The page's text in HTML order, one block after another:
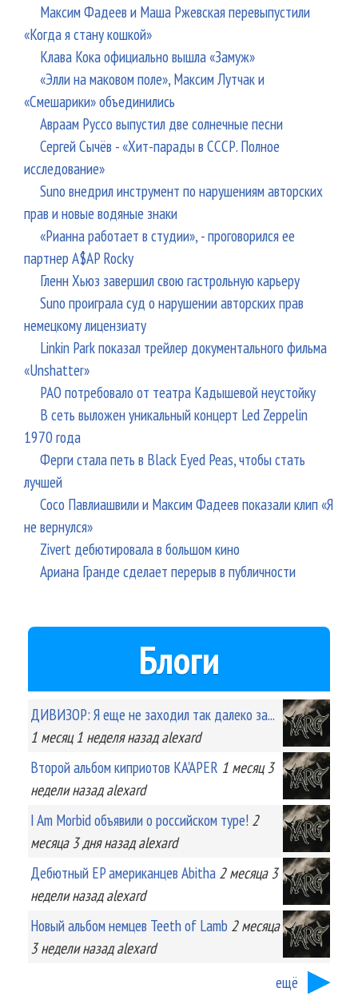
Максим Фадеев и Маша Ржевская перевыпустили
«Когда я стану кошкой»
Клава Кока официально вышла «Замуж»
«Элли на маковом поле», Максим Лутчак и
«Смешарики» объединились
Авраам Руссо выпустил две солнечные песни
Сергей Сычёв - «Хит-парады в СССР. Полное
исследование»
Suno внедрил инструмент по нарушениям авторских
прав и новые водяные знаки
«Рианна работает в студии», - проговорился ее
партнер A$AP Rocky
Гленн Хьюз завершил свою гастрольную карьеру
Suno проиграла суд о нарушении авторских прав
немецкому лицензиату
Linkin Park показал трейлер документального фильма
«Unshatter»
РАО потребовало от театра Кадышевой неустойку
В сеть выложен уникальный концерт Led Zeppelin
1970 года
Ферги стала петь в Black Eyed Peas, чтобы стать
лучшей
Сосо Павлиашвили и Максим Фадеев показали клип «Я
не вернулся»
Zivert дебютировала в большом кино
Ариана Гранде сделает перерыв в публичности
Блоги
ДИВИЗОР: Я еще не заходил так далеко за...
1 месяц 1 неделяназад alexard
Второй альбом киприотов KA'APER 1 месяц 3
неделиназад alexard
I Am Morbid объявили о российском туре! 2
месяца 3 дняназад alexard
Дебютный EP американцев Abitha 2 месяца 3
неделиназад alexard
Новый альбом немцев Teeth of Lamb 2 месяца
3 неделиназад alexard
ещё